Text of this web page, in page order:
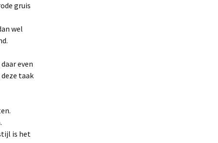
gruis
wel
even
taak
is het